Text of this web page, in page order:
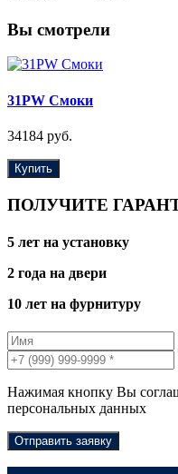
Вы смотрели
31PW Смоки
34184 руб.
Купить
ПОЛУЧИТЕ
5 лет на установку
2 года на двери
10 лет на фурнитуру
Нажимая кнопку Вы
персональных данных
Отправить заявку